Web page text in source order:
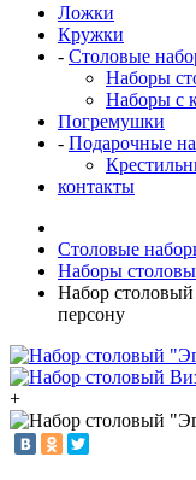
Ложки
Кружки
- Столовые
Наборы
Наборы с
Погремушки
- Подарочные
контакты
Столовые
Наборы
Набор
персону
+